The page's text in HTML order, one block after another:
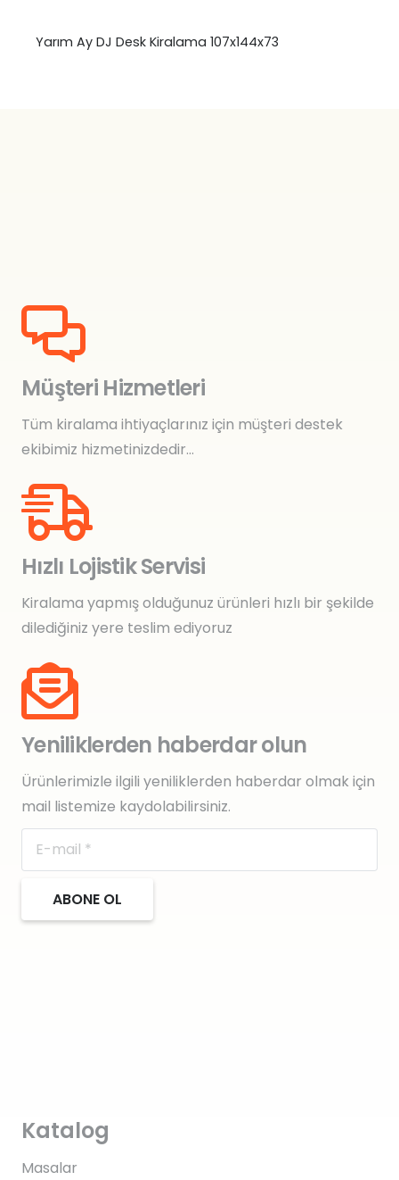
Yarım Ay DJ Desk Kiralama 107x144x73
Müşteri Hizmetleri
Tüm kiralama ihtiyaçlarınız için müşteri destek
ekibimiz hizmetinizdedir…
Hızlı Lojistik Servisi
Kiralama yapmış olduğunuz ürünleri hızlı bir şekilde
dilediğiniz yere teslim ediyoruz
Yeniliklerden haberdar olun
Ürünlerimizle ilgili yeniliklerden haberdar olmak için
mail listemize kaydolabilirsiniz.
ABONE OL
Katalog
Masalar